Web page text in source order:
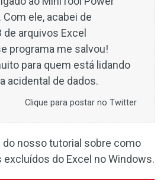
Com ele, acabei de
de arquivos Excel
programa me salvou!
para quem está lidando
acidental de dados.
Clique para postar no Twitter
do nosso tutorial sobre como
excluídos do Excel no Windows.